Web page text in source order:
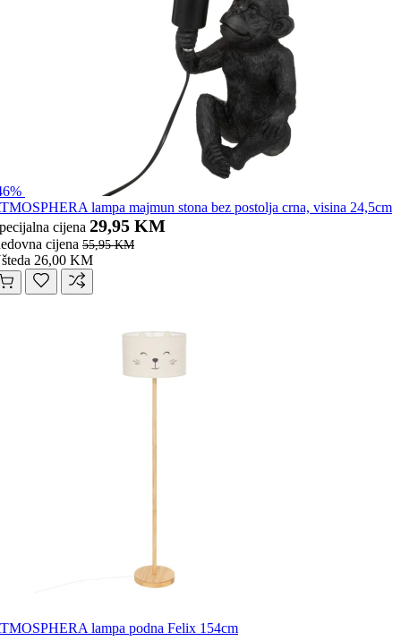
lampa majmun stona bez postolja crna, visina 24,5cm
cijena 29,95 KM
cijena 55,95 KM
26,00 KM
lampa podna Felix 154cm